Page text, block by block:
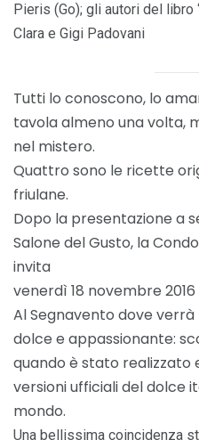
Pieris (Go); gli autori del libro
Clara e Gigi Padovani
Tutti lo conoscono, lo
tavola almeno una volta,
nel mistero.
Quattro sono le ricette
friulane.
Dopo la presentazione a
Salone del Gusto, la
invita
venerdì 18 novembre 2016
Al Segnavento dove
dolce e appassionante:
quando è stato realizzato
versioni ufficiali del dolce
mondo.
Una bellissima coincidenza